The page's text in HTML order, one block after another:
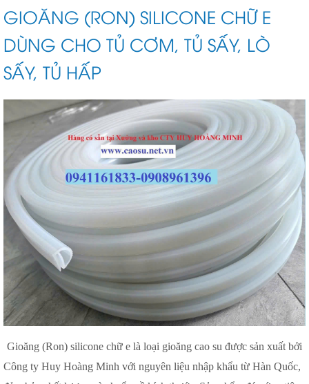
GIOĂNG (RON) SILICONE CHỮ E
DÙNG CHO TỦ CƠM, TỦ SẤY, LÒ
SẤY, TỦ HẤP
Gioăng (Ron) silicone chữ e là loại gioăng cao su được sản xuất bởi
Công ty Huy Hoàng Minh với nguyên liệu nhập khẩu từ Hàn Quốc,